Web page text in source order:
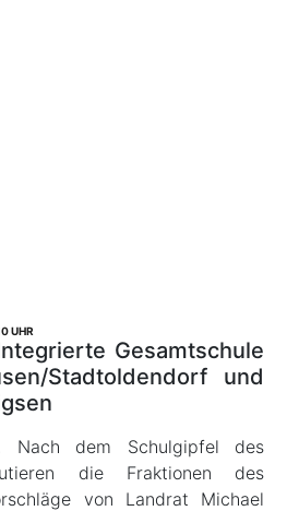
UHR
Gesamtschule
Stadtoldendorf und
Nach dem Schulgipfel des
die Fraktionen des
von Landrat Michael